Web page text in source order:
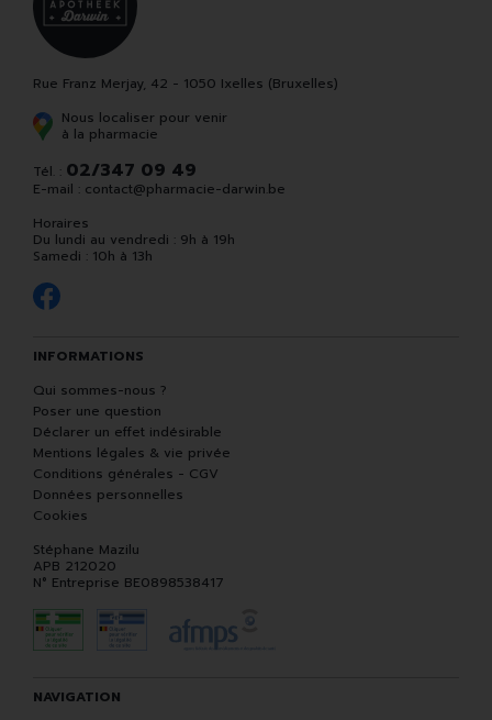
Rue Franz Merjay, 42 - 1050 Ixelles (Bruxelles)
Nous localiser pour venir
à la pharmacie
Tél. : 02/347 09 49
E-mail : contact@pharmacie-darwin.be
Horaires
Du lundi au vendredi : 9h à 19h
Samedi : 10h à 13h
INFORMATIONS
Qui sommes-nous ?
Poser une question
Déclarer un effet indésirable
Mentions légales & vie privée
Conditions générales - CGV
Données personnelles
Cookies
Stéphane Mazilu
APB 212020
N° Entreprise BE0898538417
NAVIGATION